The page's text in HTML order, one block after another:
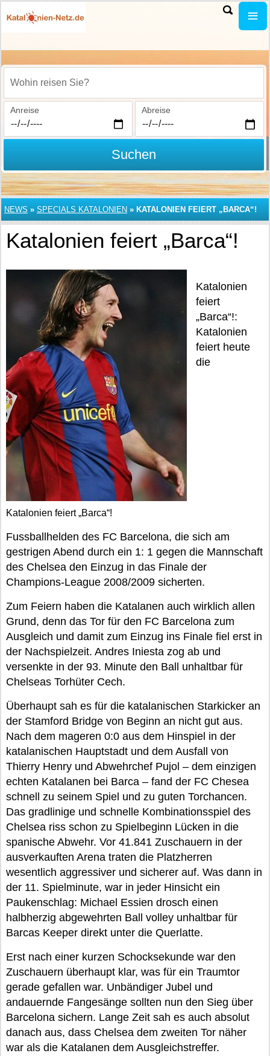
Wohin reisen Sie?
Anreise Abreise
Suchen
NEWS » SPECIALS KATALONIEN » KATALONIEN FEIERT „BARCA“!
Katalonien feiert „Barca“!
Katalonien feiert „Barca“!
Katalonien
feiert
„Barca“!:
Katalonien
feiert heute
die
Fussballhelden des FC Barcelona, die sich am
gestrigen Abend durch ein 1: 1 gegen die Mannschaft
des Chelsea den Einzug in das Finale der
Champions-League 2008/2009 sicherten.
Zum Feiern haben die Katalanen auch wirklich allen
Grund, denn das Tor für den FC Barcelona zum
Ausgleich und damit zum Einzug ins Finale fiel erst in
der Nachspielzeit. Andres Iniesta zog ab und
versenkte in der 93. Minute den Ball unhaltbar für
Chelseas Torhüter Cech.
Überhaupt sah es für die katalanischen Starkicker an
der Stamford Bridge von Beginn an nicht gut aus.
Nach dem mageren 0:0 aus dem Hinspiel in der
katalanischen Hauptstadt und dem Ausfall von
Thierry Henry und Abwehrchef Pujol – dem einzigen
echten Katalanen bei Barca – fand der FC Chesea
schnell zu seinem Spiel und zu guten Torchancen.
Das gradlinige und schnelle Kombinationsspiel des
Chelsea riss schon zu Spielbeginn Lücken in die
spanische Abwehr. Vor 41.841 Zuschauern in der
ausverkauften Arena traten die Platzherren
wesentlich aggressiver und sicherer auf. Was dann in
der 11. Spielminute, war in jeder Hinsicht ein
Paukenschlag: Michael Essien drosch einen
halbherzig abgewehrten Ball volley unhaltbar für
Barcas Keeper direkt unter die Querlatte.
Erst nach einer kurzen Schocksekunde war den
Zuschauern überhaupt klar, was für ein Traumtor
gerade gefallen war. Unbändiger Jubel und
andauernde Fangesänge sollten nun den Sieg über
Barcelona sichern. Lange Zeit sah es auch absolut
danach aus, dass Chelsea dem zweiten Tor näher
war als die Katalanen dem Ausgleichstreffer.